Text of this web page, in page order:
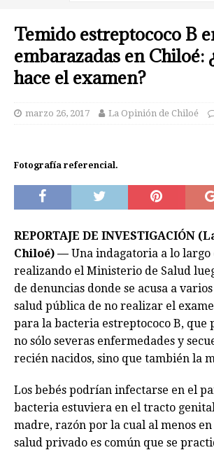
Temido estreptococo B
embarazadas en Chiloé:
hace el examen?
marzo 26, 2017 La Opinión de Chiloé
Fotografía referencial.
REPORTAJE DE INVESTIGACIÓN
Chiloé) — Una indagatoria a lo largo
realizando el Ministerio de Salud
de denuncias donde se acusa a
salud pública de no realizar el
para la bacteria estreptococo B, que
no sólo severas enfermedades y
recién nacidos, sino que también la
Los bebés podrían infectarse en el
bacteria estuviera en el tracto
madre, razón por la cual al menos en
salud privado es común que se